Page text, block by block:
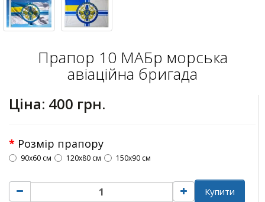
Прапор 10 МАБр морська
авіаційна бригада
Ціна: 400 грн.
Розмір прапору
90х60 см 120х80 см 150х90 см
Купити